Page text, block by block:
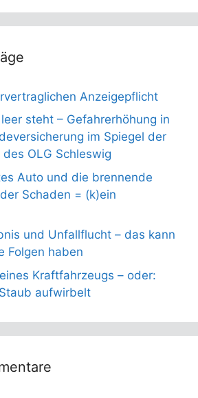
Anzeigepflicht
steht – Gefahrerhöhung in
im Spiegel der
OLG Schleswig
Auto und die brennende
Schaden = (k)ein
und Unfallflucht – das kann
Folgen haben
Kraftfahrzeugs – oder:
aufwirbelt